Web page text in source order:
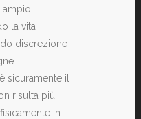
ampio
la vita
discrezione
sicuramente il
risulta più
in